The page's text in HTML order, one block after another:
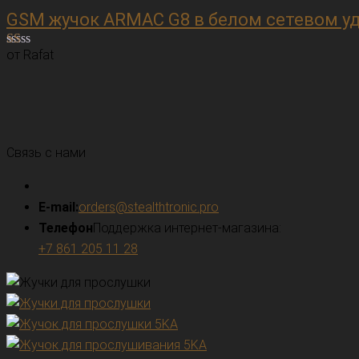
GSM жучок ARMAC G8 в белом сетевом
Оценка
от Rafat
Связь с нами
E-mail:orders@stealthtronic.pro
ТелефонПоддержка интернет-магазина:
+7 861 205 11 28